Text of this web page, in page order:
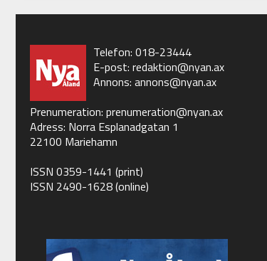
Telefon: 018-23444
E-post: redaktion@nyan.ax
Annons: annons@nyan.ax
Prenumeration: prenumeration@nyan.ax
Adress: Norra Esplanadgatan 1
22100 Mariehamn
ISSN 0359-1441 (print)
ISSN 2490-1628 (online)